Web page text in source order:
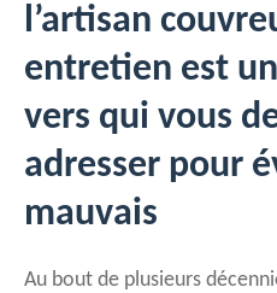
l’artisan
entretien est
vers qui vous
adresser pour
mauvais
Au bout de plusieurs